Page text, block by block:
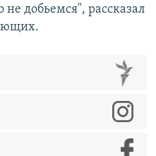
не добьемся", рассказал